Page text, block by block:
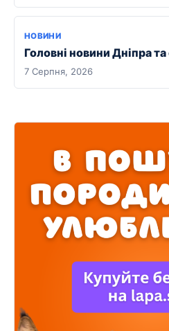
НОВИНИ
Головні новини Дніпра
7 Серпня, 2026